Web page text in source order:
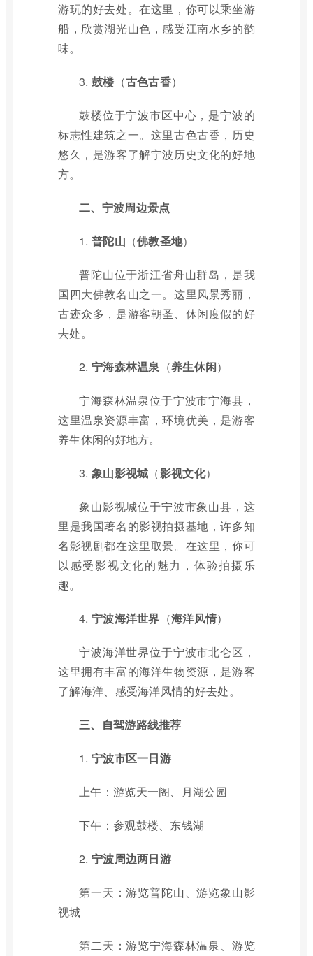
游玩的好去处。在这里，你可以乘坐游
船，欣赏湖光山色，感受江南水乡的韵
味。
3. 鼓楼 （古色古香）
鼓楼位于宁波市区中心，是宁波的
标志性建筑之一。这里古色古香，历史
悠久，是游客了解宁波历史文化的好地
方。
二、宁波周边景点
1. 普陀山 （佛教圣地）
普陀山位于浙江省舟山群岛，是我
国四大佛教名山之一。这里风景秀丽，
古迹众多，是游客朝圣、休闲度假的好
去处。
2. 宁海森林温泉 （养生休闲）
宁海森林温泉位于宁波市宁海县，
这里温泉资源丰富，环境优美，是游客
养生休闲的好地方。
3. 象山影视城 （影视文化）
象山影视城位于宁波市象山县，这
里是我国著名的影视拍摄基地，许多知
名影视剧都在这里取景。在这里，你可
以感受影视文化的魅力，体验拍摄乐
趣。
4. 宁波海洋世界 （海洋风情）
宁波海洋世界位于宁波市北仑区，
这里拥有丰富的海洋生物资源，是游客
了解海洋、感受海洋风情的好去处。
三、自驾游路线推荐
1. 宁波市区一日游
上午：游览天一阁、月湖公园
下午：参观鼓楼、东钱湖
2. 宁波周边两日游
第一天：游览普陀山、游览象山影
视城
第二天：游览宁海森林温泉、游览